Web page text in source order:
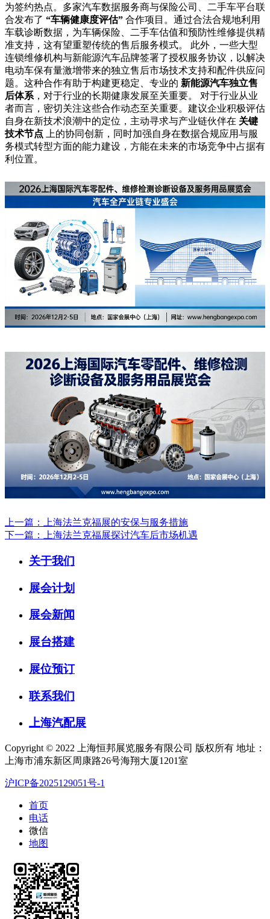
为签约热点。多家汽车数据服务商与保险公司、二手车平台联
合发布了 “车辆健康度评估” 合作项目。通过合法合规地利用
车载诊断数据，为车辆保险、二手车估值和预防性维修提供精
准支持，这有望重塑传统的售后服务模式。 此外，一些大型
连锁维修机构与新能源汽车品牌签署了授权服务协议，以解决
电动车保有量激增带来的独立售后市场技术支持和配件供应问
题。这种合作有助于构建更稳定、专业的 新能源汽车独立售
后体系 ，对于行业的长期健康发展至关重要。 对于行业从业
者而言，密切关注这些合作动态至关重要。建议企业积极评估
自身在新技术浪潮中的定位，主动寻求与产业链伙伴在 关键
技术节点 上的协同创新，同时加强自身在数据合规应用与服
务模式转型方面的能力建设，方能在未来的市场竞争中占据有
利位置。
上一篇：上海法兰克福展的安保与服务措施
下一篇：上海法兰克福展探讨汽车后市场机遇
关于我们
展会计划
展会新闻
展台搭建
展位预订
联系我们
上海汽配展
Copyright © 2022 上海恒邦展览服务有限公司 版权所有 地址：
上海市浦东新区周康路26号海翔大厦1201室
沪ICP备2025129051号-1
首页
电话
微信
地图